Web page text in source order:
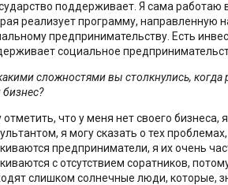
поддерживает. Я сама работаю
реализует программу, направленную
предпринимательству. Есть
социальное
сложностями вы столкнулись, когда
бизнес?
отметить, что у меня нет своего бизнеса,
я могу сказать о тех
предприниматели, я их очень
с отсутствием соратников,
слишком солнечные люди, которые,